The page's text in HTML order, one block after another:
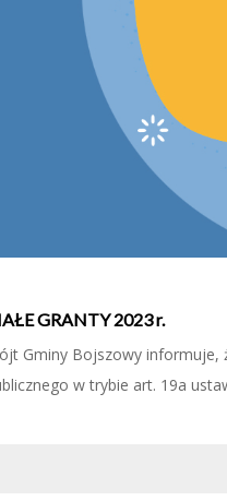
GRANTY 2023 r.
Gminy Bojszowy informuje,
w trybie art. 19a